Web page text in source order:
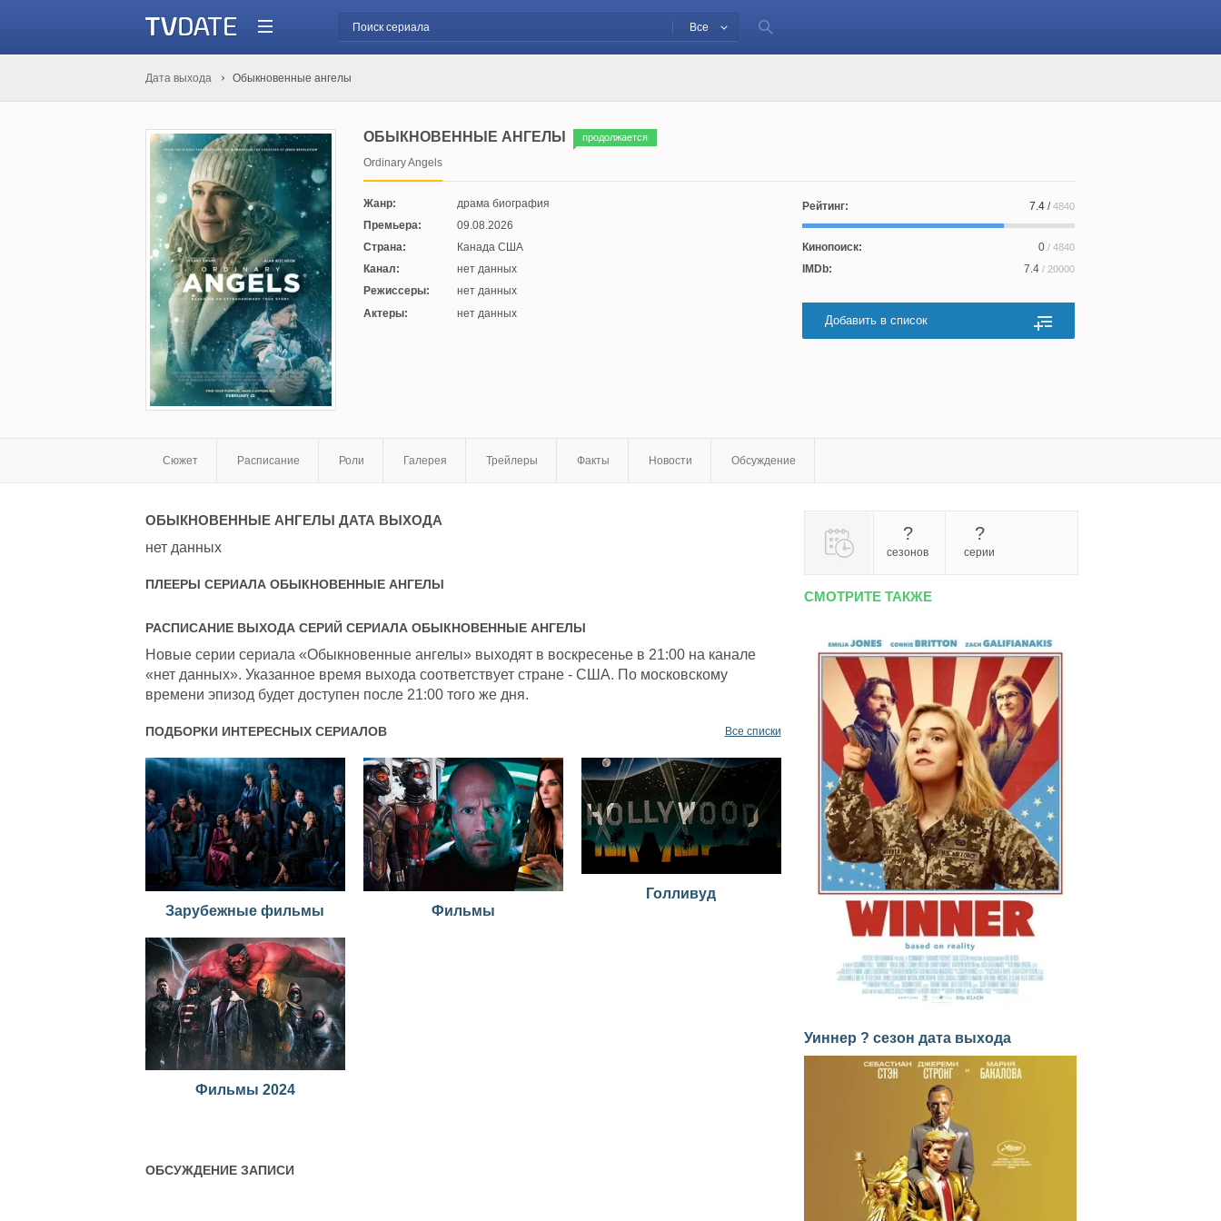
Все
Дата выхода Обыкновенные ангелы
ОБЫКНОВЕННЫЕ АНГЕЛЫ продолжается
Ordinary Angels
Жанр:
драма биография
Премьера:
09.08.2026
Страна:
Канада США
Канал:
нет данных
Режиссеры:
нет данных
Актеры:
нет данных
Рейтинг: 7.4/4840
Кинопоиск: 0 / 4840
IMDb: 7.4 / 20000
Добавить в список
Сюжет Расписание Роли Галерея Трейлеры Факты Новости Обсуждение
ОБЫКНОВЕННЫЕ АНГЕЛЫ ДАТА ВЫХОДА
нет данных
ПЛЕЕРЫ СЕРИАЛА ОБЫКНОВЕННЫЕ АНГЕЛЫ
РАСПИСАНИЕ ВЫХОДА СЕРИЙ СЕРИАЛА ОБЫКНОВЕННЫЕ АНГЕЛЫ
Новые серии сериала «Обыкновенные ангелы» выходят в воскресенье в 21:00 на канале
«нет данных». Указанное время выхода соответствует стране - США. По московскому
времени эпизод будет доступен после 21:00 того же дня.
ПОДБОРКИ ИНТЕРЕСНЫХ СЕРИАЛОВ Все списки
Зарубежные фильмы Фильмы
Голливуд
Фильмы 2024
ОБСУЖДЕНИЕ ЗАПИСИ
?
сезонов
?
серии
СМОТРИТЕ ТАКЖЕ
Уиннер ? сезон дата выхода